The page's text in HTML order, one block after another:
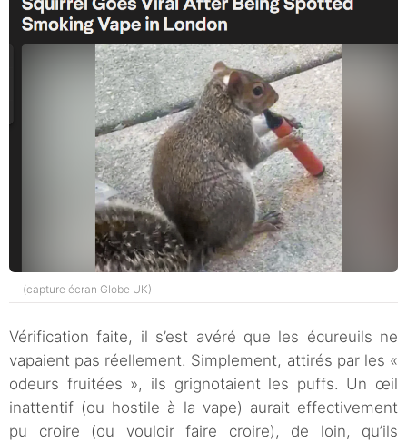
(capture écran Globe UK)
Vérification faite, il s’est avéré que les écureuils ne
vapaient pas réellement. Simplement, attirés par les «
odeurs fruitées », ils grignotaient les puffs. Un œil
inattentif (ou hostile à la vape) aurait effectivement
pu croire (ou vouloir faire croire), de loin, qu’ils